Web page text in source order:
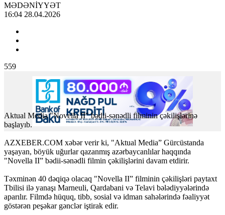
MƏDƏNİYYƏT
16:04 28.04.2026
559
Aktual Media "Novella II" bədii-sənədli filminin çəkilişlərinə
başlayıb.
AZXEBER.COM xəbər verir ki, "Aktual Media” Gürcüstanda
yaşayan, böyük uğurlar qazanmış azərbaycanlılar haqqında
"Novella II” bədii-sənədli filmin çəkilişlərini davam etdirir.
Təxminən 40 dəqiqə olacaq "Novella II” filminin çəkilişləri paytaxt
Tbilisi ilə yanaşı Marneuli, Qardabani və Telavi bələdiyyələrində
aparılır. Filmdə hüquq, tibb, sosial və idman sahələrində fəaliyyət
göstərən peşəkar gənclər iştirak edir.